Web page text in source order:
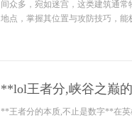
间众多，宛如迷宫，这类建筑通
地点，掌握其位置与攻防技巧，
**lol王者分,峡谷之巅
**王者分的本质,不止是数字**在